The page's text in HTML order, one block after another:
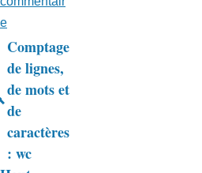
e
Liens
transversaux
de
livre
Comptage
de lignes,
de mots et
de
caractères
: wc